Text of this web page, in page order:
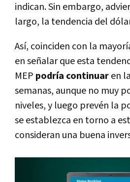
indican. Sin embargo,
largo, la tendencia del
Así, coinciden con la
en señalar que esta
MEP podría continuaren
semanas, aunque no muy
niveles, y luego prevén la
se establezca en torno a
consideran una buena